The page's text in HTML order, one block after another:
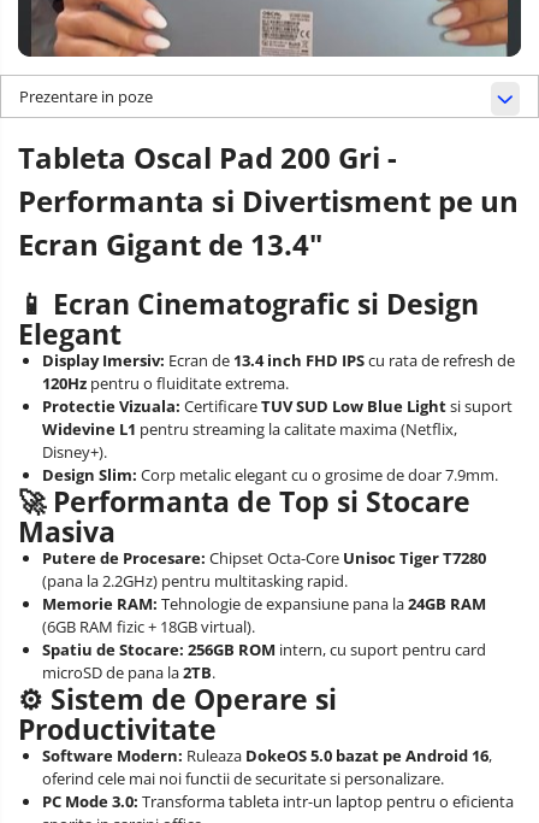
Prezentare in poze
Tableta Oscal Pad 200 Gri -
Performanta si Divertisment pe un
Ecran Gigant de 13.4"
📱 Ecran Cinematografic si Design
Elegant
Display Imersiv: Ecran de 13.4 inch FHD IPScu rata de refresh de
120Hz pentru o fluiditate extrema.
Protectie Vizuala: CertificareTUV SUD Low Blue Lightsi suport
Widevine L1 pentru streaming la calitate maxima (Netflix,
Disney+).
Design Slim: Corp metalic elegant cu o grosime de doar 7.9mm.
🚀 Performanta de Top si Stocare
Masiva
Putere de Procesare: Chipset Octa-Core Unisoc Tiger T7280
(pana la 2.2GHz) pentru multitasking rapid.
Memorie RAM: Tehnologie de expansiune pana la24GB RAM
(6GB RAM fizic + 18GB virtual).
Spatiu de Stocare: 256GB ROM intern, cu suport pentru card
microSD de pana la2TB.
⚙️ Sistem de Operare si
Productivitate
Software Modern: Ruleaza DokeOS 5.0 bazat pe Android 16,
oferind cele mai noi functii de securitate si personalizare.
PC Mode 3.0: Transforma tableta intr-un laptop pentru o eficienta